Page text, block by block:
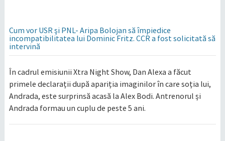
Cum vor USR şi PNL- Aripa Bolojan să împiedice
incompatibilitatea lui Dominic Fritz. CCR a fost solicitată să
intervină
În cadrul emisiunii Xtra Night Show, Dan Alexa a făcut
primele declarații după apariția imaginilor în care soția lui,
Andrada, este surprinsă acasă la Alex Bodi. Antrenorul și
Andrada formau un cuplu de peste 5 ani.